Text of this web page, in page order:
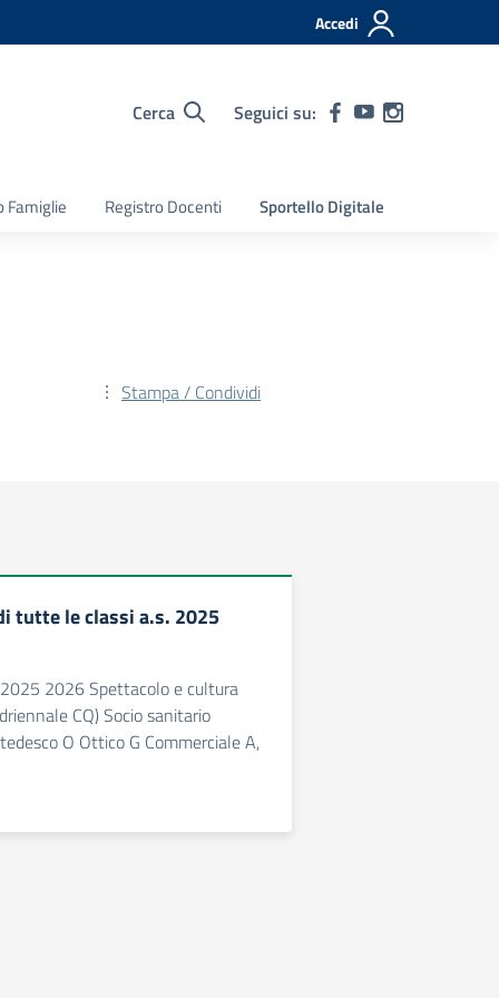
Accedi
Cerca Seguici su:
Famiglie Registro Docenti Sportello Digitale
Stampa / Condividi
tutte le classi a.s. 2025
2026 Spettacolo e cultura
CQ) Socio sanitario
O Ottico G Commerciale A,